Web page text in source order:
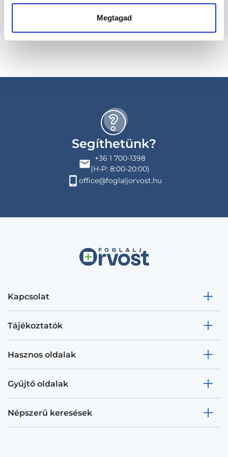
Megtagad
Segíthetünk?
+36 1 700-1398
(H-P: 8:00-20:00)
office@foglaljorvost.hu
Kapcsolat
Tájékoztatók
Hasznos oldalak
Gyűjtő oldalak
Népszerű keresések